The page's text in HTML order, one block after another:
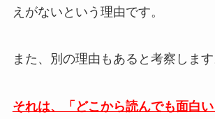
えがないという理由です。
また、別の理由もあると考察します
それは、「どこから読んでも面白